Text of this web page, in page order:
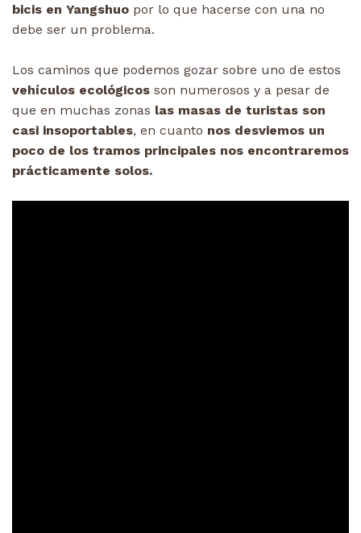
bicis en Yangshuo por lo que hacerse con una no
debe ser un problema.
Los caminos que podemos gozar sobre uno de estos
vehículos ecológicos son numerosos y a pesar de
que en muchas zonas las masas de turistas son
casi insoportables, en cuanto nos desviemos un
poco de los tramos principales nos encontraremos
prácticamente solos.